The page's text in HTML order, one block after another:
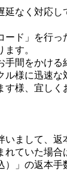
延なく対応し
ード」を行っ
す。
手間をかける
様に迅速な
様、宜しく
いまして、返
れていた場合
）」の返本